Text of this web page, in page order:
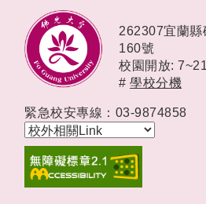
262307宜蘭縣
160號
校園開放: 7~21
# 學校分機
緊急校安專線：03-9874858